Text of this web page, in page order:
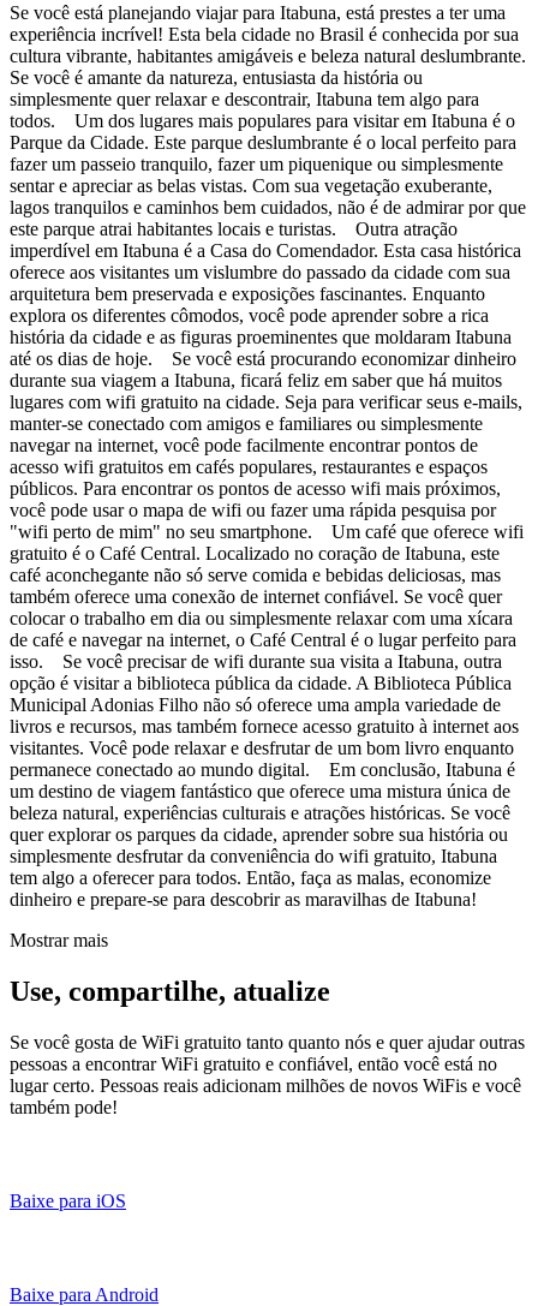
Se você está planejando viajar para Itabuna, está prestes a ter uma
experiência incrível! Esta bela cidade no Brasil é conhecida por sua
cultura vibrante, habitantes amigáveis e beleza natural deslumbrante.
Se você é amante da natureza, entusiasta da história ou
simplesmente quer relaxar e descontrair, Itabuna tem algo para
todos. Um dos lugares mais populares para visitar em Itabuna é o
Parque da Cidade. Este parque deslumbrante é o local perfeito para
fazer um passeio tranquilo, fazer um piquenique ou simplesmente
sentar e apreciar as belas vistas. Com sua vegetação exuberante,
lagos tranquilos e caminhos bem cuidados, não é de admirar por que
este parque atrai habitantes locais e turistas. Outra atração
imperdível em Itabuna é a Casa do Comendador. Esta casa histórica
oferece aos visitantes um vislumbre do passado da cidade com sua
arquitetura bem preservada e exposições fascinantes. Enquanto
explora os diferentes cômodos, você pode aprender sobre a rica
história da cidade e as figuras proeminentes que moldaram Itabuna
até os dias de hoje. Se você está procurando economizar dinheiro
durante sua viagem a Itabuna, ficará feliz em saber que há muitos
lugares com wifi gratuito na cidade. Seja para verificar seus e-mails,
manter-se conectado com amigos e familiares ou simplesmente
navegar na internet, você pode facilmente encontrar pontos de
acesso wifi gratuitos em cafés populares, restaurantes e espaços
públicos. Para encontrar os pontos de acesso wifi mais próximos,
você pode usar o mapa de wifi ou fazer uma rápida pesquisa por
"wifi perto de mim" no seu smartphone. Um café que oferece wifi
gratuito é o Café Central. Localizado no coração de Itabuna, este
café aconchegante não só serve comida e bebidas deliciosas, mas
também oferece uma conexão de internet confiável. Se você quer
colocar o trabalho em dia ou simplesmente relaxar com uma xícara
de café e navegar na internet, o Café Central é o lugar perfeito para
isso. Se você precisar de wifi durante sua visita a Itabuna, outra
opção é visitar a biblioteca pública da cidade. A Biblioteca Pública
Municipal Adonias Filho não só oferece uma ampla variedade de
livros e recursos, mas também fornece acesso gratuito à internet aos
visitantes. Você pode relaxar e desfrutar de um bom livro enquanto
permanece conectado ao mundo digital. Em conclusão, Itabuna é
um destino de viagem fantástico que oferece uma mistura única de
beleza natural, experiências culturais e atrações históricas. Se você
quer explorar os parques da cidade, aprender sobre sua história ou
simplesmente desfrutar da conveniência do wifi gratuito, Itabuna
tem algo a oferecer para todos. Então, faça as malas, economize
dinheiro e prepare-se para descobrir as maravilhas de Itabuna!
Mostrar mais
Use, compartilhe, atualize
Se você gosta de WiFi gratuito tanto quanto nós e quer ajudar outras
pessoas a encontrar WiFi gratuito e confiável, então você está no
lugar certo. Pessoas reais adicionam milhões de novos WiFis e você
também pode!
Baixe para iOS
Baixe para Android